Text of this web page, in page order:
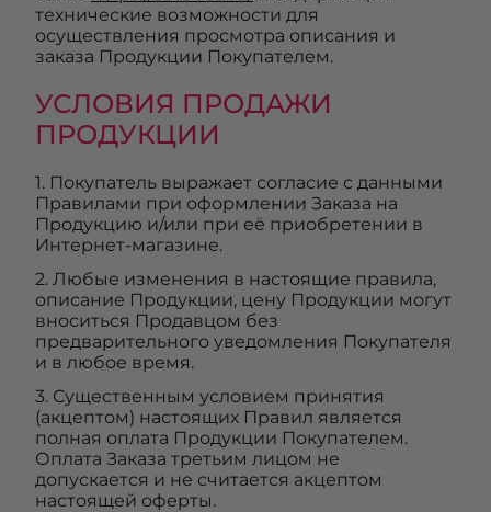
технические возможности для
осуществления просмотра описания и
заказа Продукции Покупателем.
УСЛОВИЯ ПРОДАЖИ
ПРОДУКЦИИ
1. Покупатель выражает согласие с данными
Правилами при оформлении Заказа на
Продукцию и/или при её приобретении в
Интернет-магазине.
2. Любые изменения в настоящие правила,
описание Продукции, цену Продукции могут
вноситься Продавцом без
предварительного уведомления Покупателя
и в любое время.
3. Существенным условием принятия
(акцептом) настоящих Правил является
полная оплата Продукции Покупателем.
Оплата Заказа третьим лицом не
допускается и не считается акцептом
настоящей оферты.